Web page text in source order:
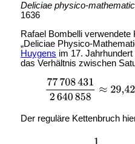
Deliciae physico-
1636
Rafael Bombelli
„Deliciae Physico-
Huygens im 17.
das Verhältnis zwischen
Der reguläre Kettenbruch